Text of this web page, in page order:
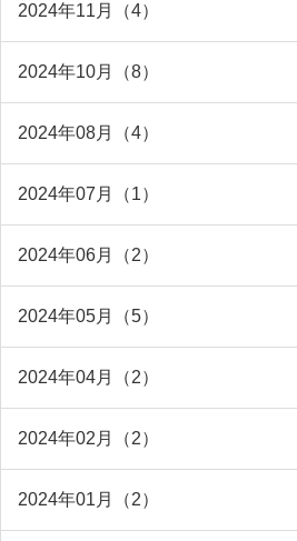
2024年11月（4）
2024年10月（8）
2024年08月（4）
2024年07月（1）
2024年06月（2）
2024年05月（5）
2024年04月（2）
2024年02月（2）
2024年01月（2）